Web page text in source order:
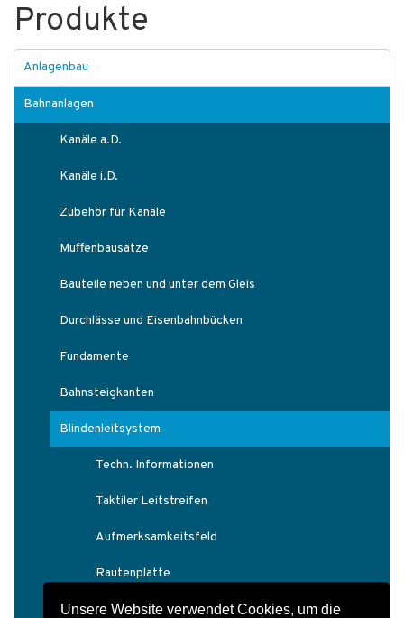
Unsere Website verwendet Cookies, um die
Produkte
Anlagenbau
Bahnanlagen
Kanäle a.D.
Kanäle i.D.
Zubehör für Kanäle
Muffenbausätze
Bauteile neben und unter dem Gleis
Durchlässe und Eisenbahnbücken
Fundamente
Bahnsteigkanten
Blindenleitsystem
Techn. Informationen
Taktiler Leitstreifen
Aufmerksamkeitsfeld
Rautenplatte
Bahnsteigzubehör